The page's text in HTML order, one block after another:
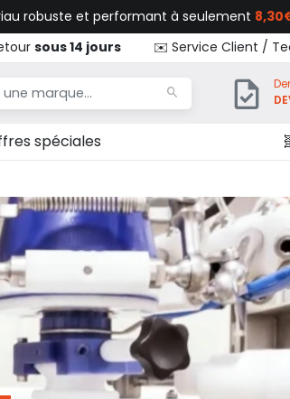
robuste et performant à seulement
sous 14 jours ✉️ Service Client /
spéciales